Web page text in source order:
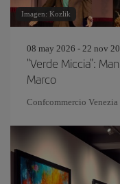
Imagen: Kozlik
08 may 2026 - 22 nov
"Verde Miccia":
Marco
Confcommercio Venezia